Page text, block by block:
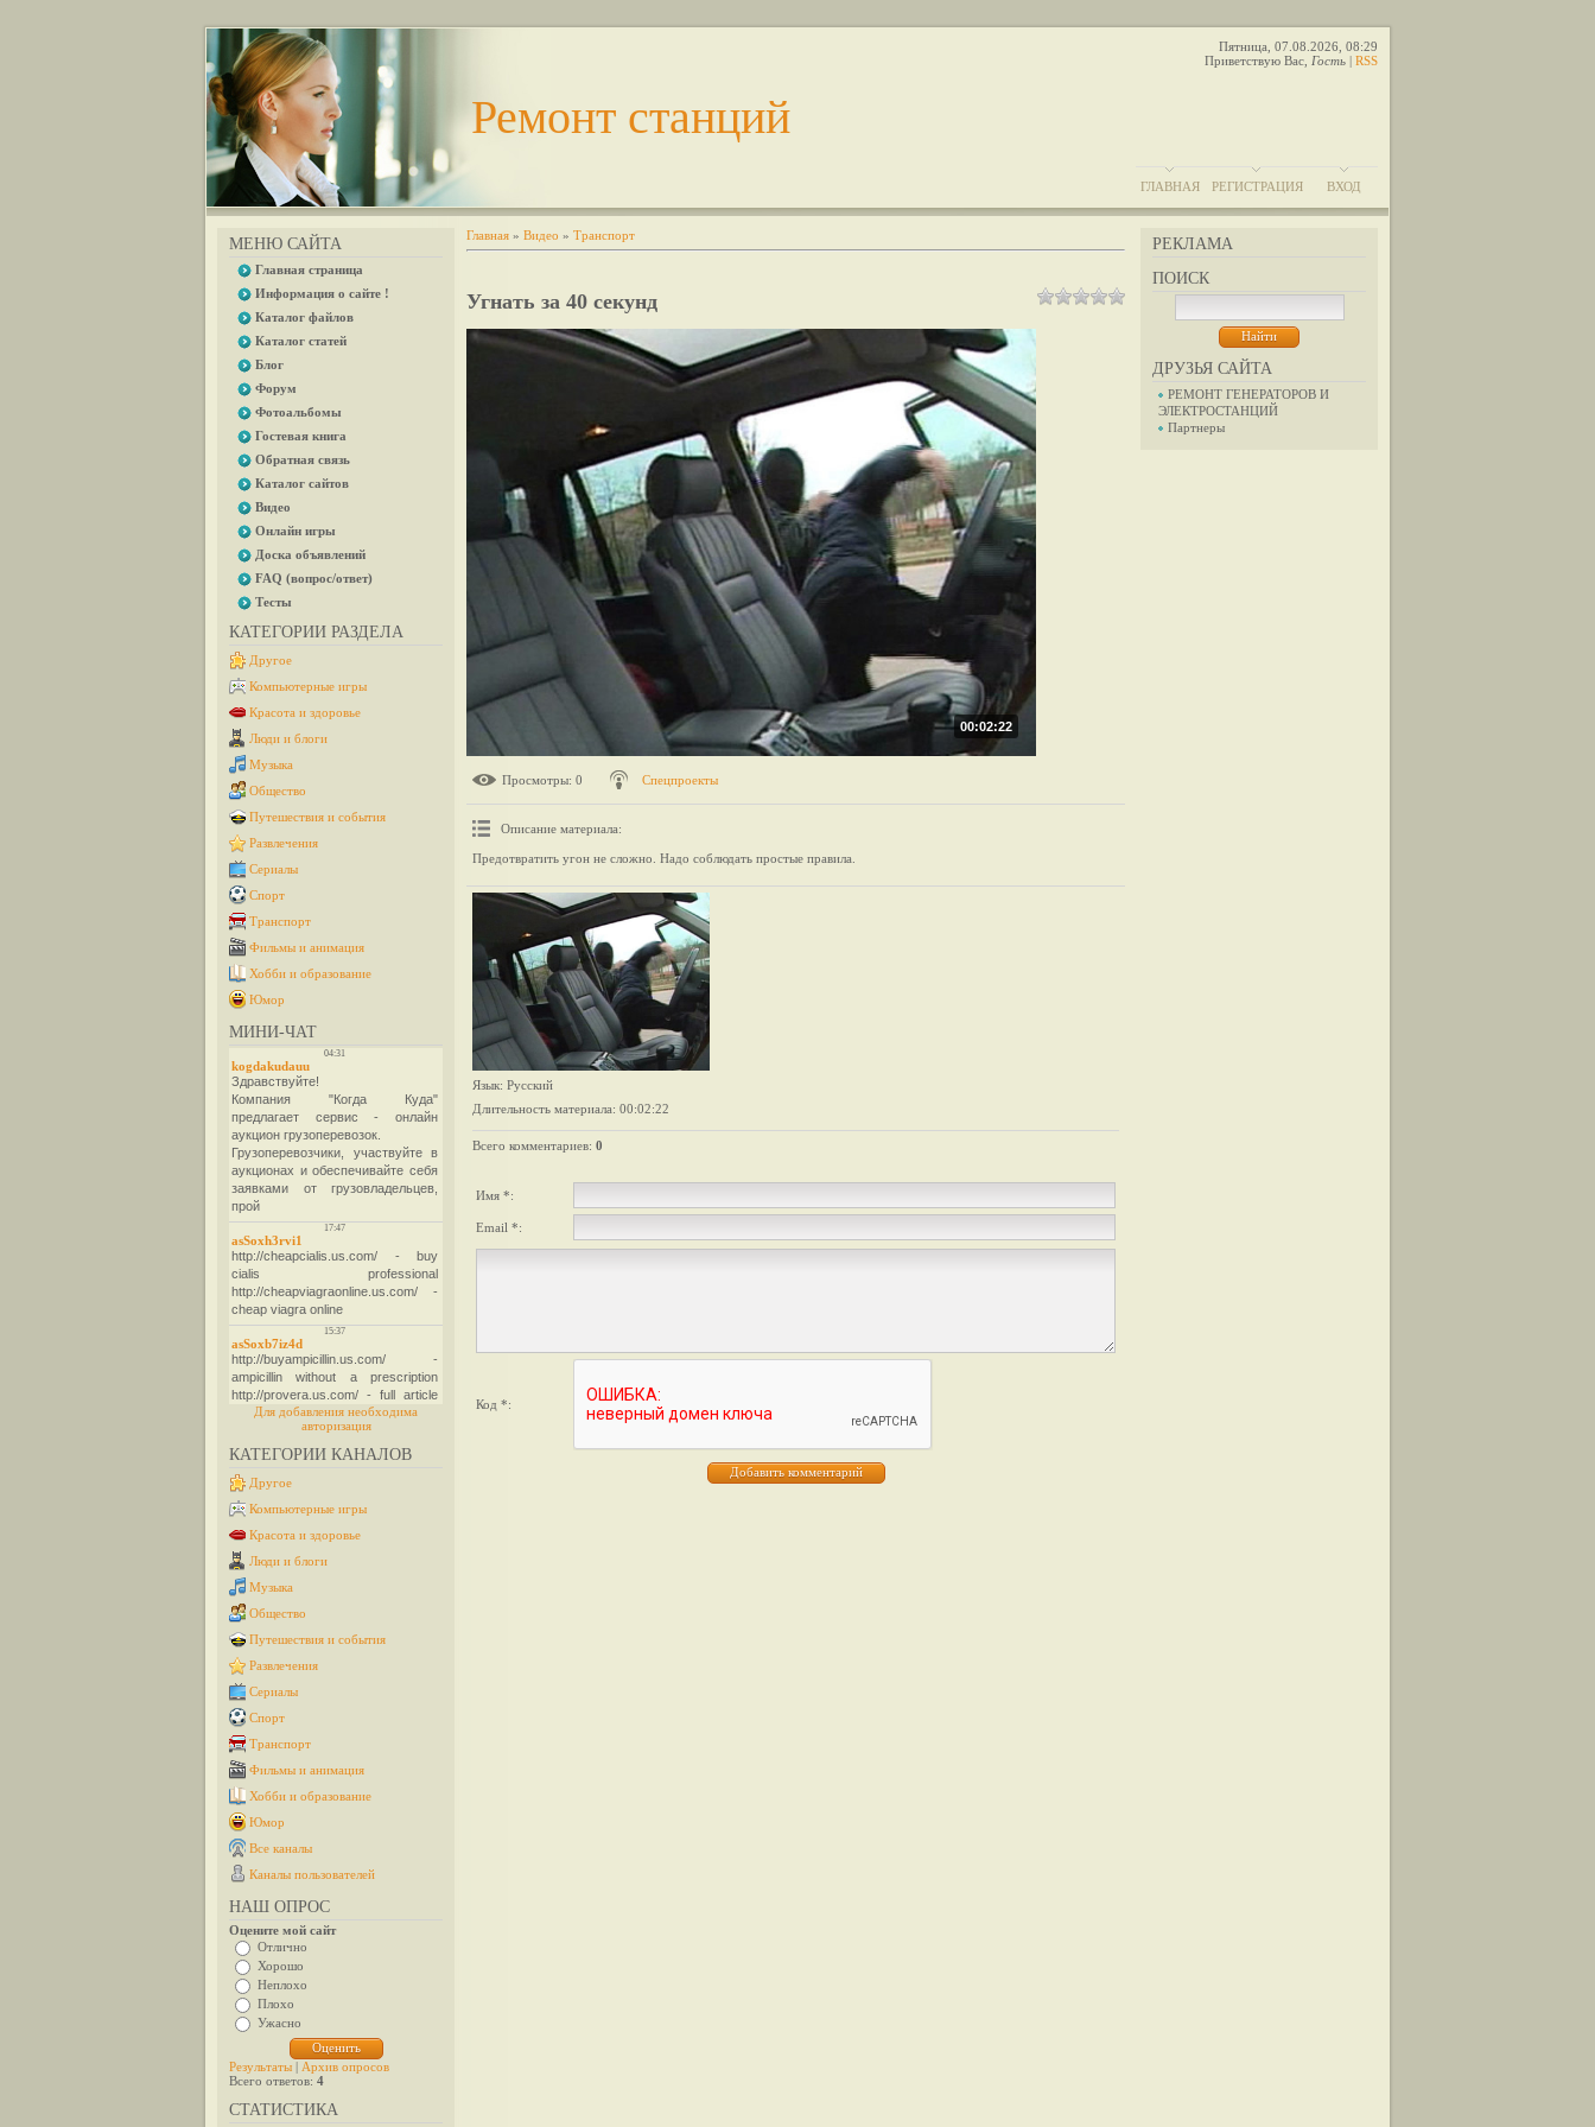
Ремонт станций
Пятница, 07.08.2026, 08:29
Приветствую Вас Гость | RSS
ГЛАВНАЯ РЕГИСТРАЦИЯ ВХОД
МЕНЮ САЙТА
Главная страница
Информация о сайте !
Каталог файлов
Каталог статей
Блог
Форум
Фотоальбомы
Гостевая книга
Обратная связь
Каталог сайтов
Видео
Онлайн игры
Доска объявлений
FAQ (вопрос/ответ)
Тесты
КАТЕГОРИИ РАЗДЕЛА
Другое
Компьютерные игры
Красота и здоровье
Люди и блоги
Музыка
Общество
Путешествия и события
Развлечения
Сериалы
Спорт
Транспорт
Фильмы и анимация
Хобби и образование
Юмор
МИНИ-ЧАТ
Для добавления необходима
авторизация
КАТЕГОРИИ КАНАЛОВ
Другое
Компьютерные игры
Красота и здоровье
Люди и блоги
Музыка
Общество
Путешествия и события
Развлечения
Сериалы
Спорт
Транспорт
Фильмы и анимация
Хобби и образование
Юмор
Все каналы
Каналы пользователей
НАШ ОПРОС
Оцените мой сайт
Отлично
Хорошо
Неплохо
Плохо
Ужасно
Результаты | Архив опросов
Всего ответов: 4
СТАТИСТИКА
РЕКЛАМА
ПОИСК
ДРУЗЬЯ САЙТА
РЕМОНТ ГЕНЕРАТОРОВ И
ЭЛЕКТРОСТАНЦИЙ
Партнеры
Главная » Видео » Транспорт
Угнать за 40 секунд
00:02:22
Просмотры: 0 Спецпроекты
Описание материала:
Предотвратить угон не сложно. Надо соблюдать простые правила.
Язык: Русский
Длительность материала: 00:02:22
Всего комментариев: 0
Имя *:
Email *:
Код *: